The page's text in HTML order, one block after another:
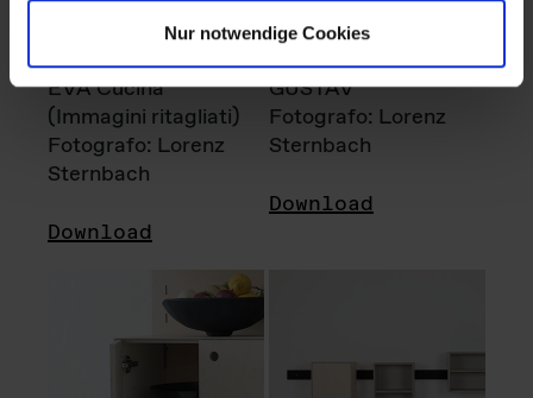
Nur notwendige Cookies
EVA Cucina
(Immagini ritagliati)
Fotografo: Lorenz
Sternbach
Download
GUSTAV
Fotografo: Lorenz
Sternbach
Download